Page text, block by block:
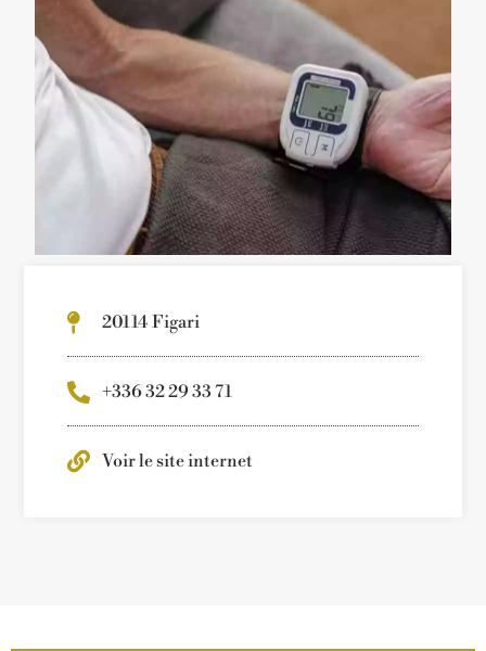
20114 Figari
+336 32 29 33 71
Voir le site internet